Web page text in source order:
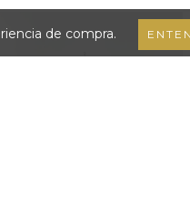
de compra.